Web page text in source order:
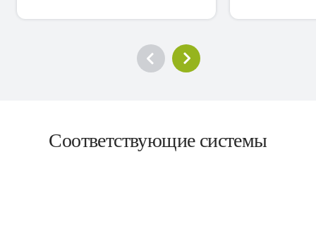
Соответствующие системы